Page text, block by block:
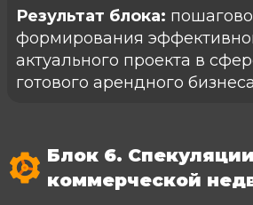
Результат блока:
формирования
актуального проекта в
готового арендного бизнеса
Блок 6.
коммерческой